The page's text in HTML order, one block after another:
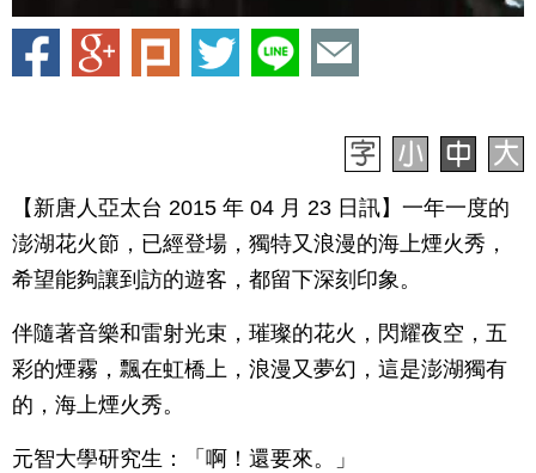
【新唐人亞太台 2015 年 04 月 23 日訊】一年一度的
澎湖花火節，已經登場，獨特又浪漫的海上煙火秀，
希望能夠讓到訪的遊客，都留下深刻印象。
伴隨著音樂和雷射光束，璀璨的花火，閃耀夜空，五
彩的煙霧，飄在虹橋上，浪漫又夢幻，這是澎湖獨有
的，海上煙火秀。
元智大學研究生：「啊！還要來。」